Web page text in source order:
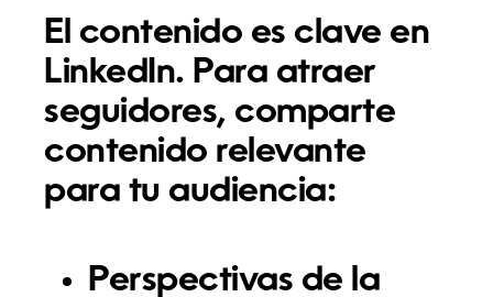
El contenido es clave en
LinkedIn. Para atraer
seguidores, comparte
contenido relevante
para tu audiencia:
Perspectivas de la